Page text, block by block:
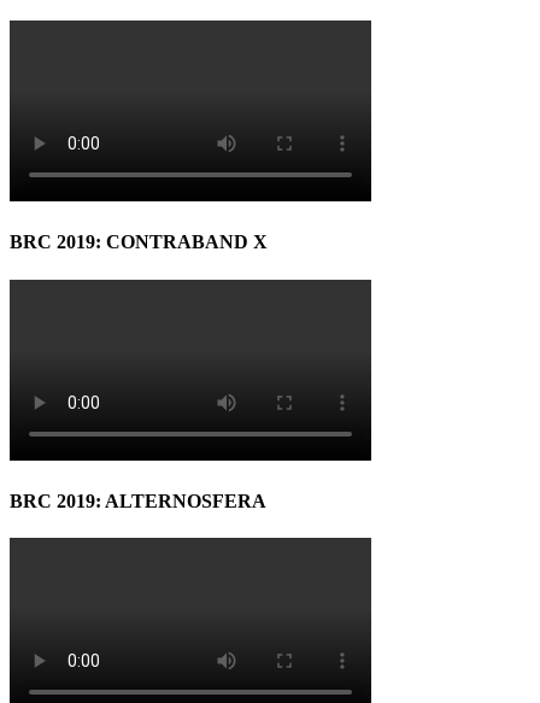
BRC 2019: CONTRABAND X
BRC 2019: ALTERNOSFERA